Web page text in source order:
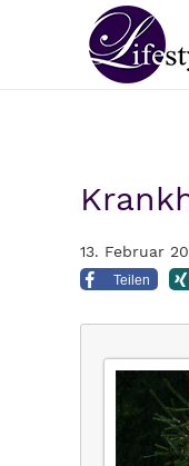
13. Februar
Teilen